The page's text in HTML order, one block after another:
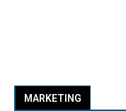
MARKETING